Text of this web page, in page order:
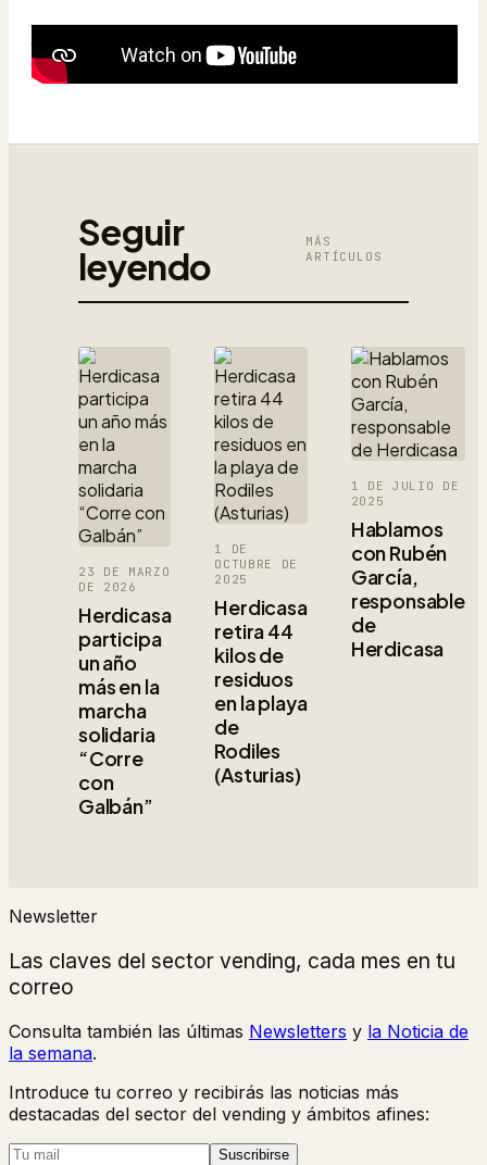
Seguir
leyendo
MÁS
ARTÍCULOS
23 DE MARZO
DE 2026
Herdicasa
participa
un año
más en la
marcha
solidaria
“Corre
con
Galbán”
1 DE
OCTUBRE DE
2025
Herdicasa
retira 44
kilos de
residuos
en la playa
de
Rodiles
(Asturias)
1 DE JULIO DE
2025
Hablamos
con Rubén
García,
responsable
de
Herdicasa
Newsletter
Las claves del sector vending, cada mes en tu
correo
Consulta también las últimas Newsletters y la Noticia de
la semana.
Introduce tu correo y recibirás las noticias más
destacadas del sector del vending y ámbitos afines:
Suscribirse